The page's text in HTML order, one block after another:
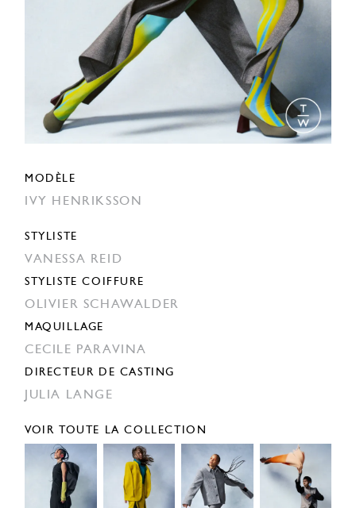
MODÈLE
IVY HENRIKSSON
STYLISTE
VANESSA REID
STYLISTE COIFFURE
OLIVIER SCHAWALDER
MAQUILLAGE
CECILE PARAVINA
DIRECTEUR DE CASTING
JULIA LANGE
VOIR TOUTE LA COLLECTION